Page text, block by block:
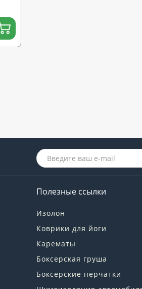
Полезные ссылки
Изолон
Коврики для йоги
Карематы
Боксерская груша
Боксерские перчатки